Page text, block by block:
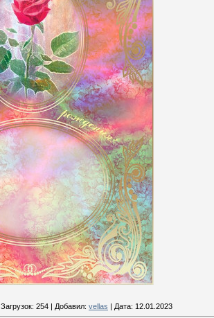
Загрузок: 254 | Добавил: vellas | Дата: 12.01.2023